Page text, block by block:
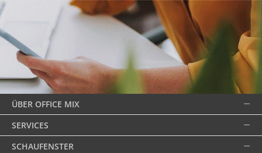
ÜBER OFFICE MIX
SERVICES
SCHAUFENSTER